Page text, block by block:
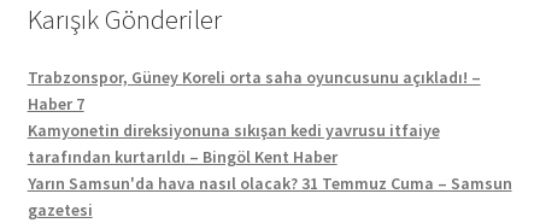
Karışık Gönderiler
Trabzonspor, Güney Koreli orta saha oyuncusunu açıkladı! –
Haber 7
Kamyonetin direksiyonuna sıkışan kedi yavrusu itfaiye
tarafından kurtarıldı – Bingöl Kent Haber
Yarın Samsun'da hava nasıl olacak? 31 Temmuz Cuma – Samsun
gazetesi